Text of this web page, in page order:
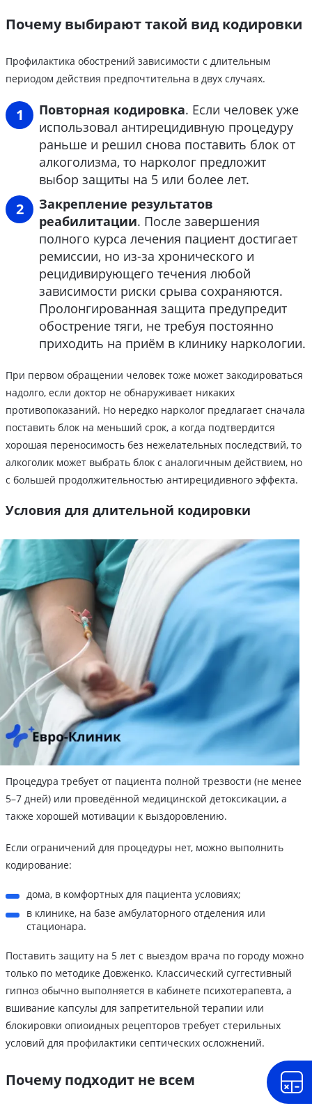
Почему выбирают такой вид кодировки
Профилактика обострений зависимости с длительным
периодом действия предпочтительна в двух случаях.
Повторная кодировка. Если человек уже
использовал антирецидивную процедуру
раньше и решил снова поставить блок от
алкоголизма, то нарколог предложит
выбор защиты на 5 или более лет.
Закрепление результатов
реабилитации. После завершения
полного курса лечения пациент достигает
ремиссии, но из-за хронического и
рецидивирующего течения любой
зависимости риски срыва сохраняются.
Пролонгированная защита предупредит
обострение тяги, не требуя постоянно
приходить на приём в клинику наркологии.
При первом обращении человек тоже может закодироваться
надолго, если доктор не обнаруживает никаких
противопоказаний. Но нередко нарколог предлагает сначала
поставить блок на меньший срок, а когда подтвердится
хорошая переносимость без нежелательных последствий, то
алкоголик может выбрать блок с аналогичным действием, но
с большей продолжительностью антирецидивного эффекта.
Условия для длительной кодировки
Процедура требует от пациента полной трезвости (не менее
5–7 дней) или проведённой медицинской детоксикации, а
также хорошей мотивации к выздоровлению.
Если ограничений для процедуры нет, можно выполнить
кодирование:
дома, в комфортных для пациента условиях;
в клинике, на базе амбулаторного отделения или
стационара.
Поставить защиту на 5 лет с выездом врача по городу можно
только по методике Довженко. Классический суггестивный
гипноз обычно выполняется в кабинете психотерапевта, а
вшивание капсулы для запретительной терапии или
блокировки опиоидных рецепторов требует стерильных
условий для профилактики септических осложнений.
Почему подходит не всем